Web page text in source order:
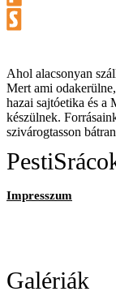
Ahol alacsonyan
Mert ami
hazai sajtóetika és a
készülnek.
szivárogtasson
Impresszum
Galériák